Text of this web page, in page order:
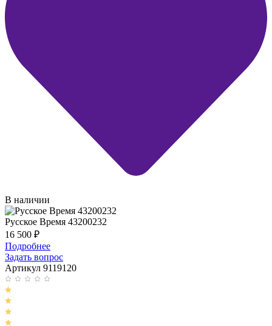
В наличии
Русское Время 43200232
16 500 ₽
Подробнее
Задать вопрос
Артикул 9119120